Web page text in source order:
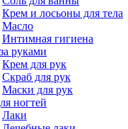
Крем и лосьоны для тела
Масло
Интимная гигиена
руками
Крем для рук
Скраб для рук
Маски для рук
ногтей
Лаки